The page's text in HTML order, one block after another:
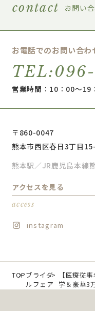
contact お問い
お電話でのお問い合わ
営業時間：10：00～
〒860-0047
熊本市西区春日3丁目
熊本駅／JR鹿児島本線
アクセスを見る
access
instagram
TOPブライダ
ルフェア
【医療従
学＆豪華3